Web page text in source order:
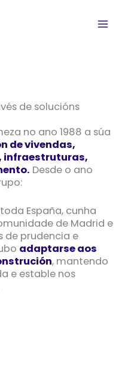
de solucións
no ano 1988 a súa
de vivendas,
infraestruturas,
Desde o ano
España, cunha
de Madrid e
de prudencia e
adaptarse aos
, mantendo
e estable nos